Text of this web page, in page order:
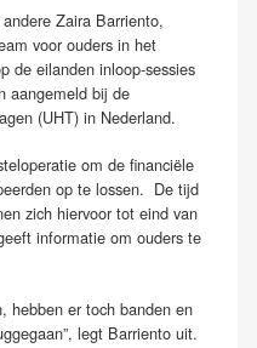
Zaira Barriento,
voor ouders in het
de eilanden inloop-sessies
aangemeld bij de
(UHT) in Nederland.
om de financiële
op te lossen. De tijd
zich hiervoor tot eind van
informatie om ouders te
hebben er toch banden en
legt Barriento uit.